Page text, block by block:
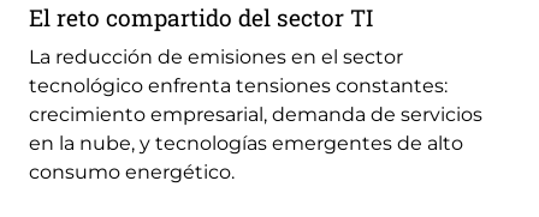
El reto compartido del sector TI
La reducción de emisiones en el sector
tecnológico enfrenta tensiones constantes:
crecimiento empresarial, demanda de servicios
en la nube, y tecnologías emergentes de alto
consumo energético.